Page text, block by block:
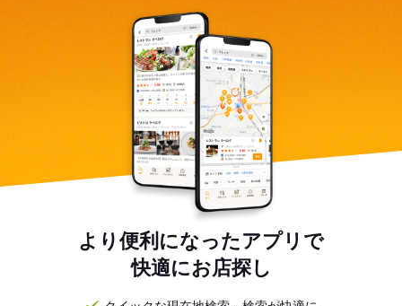
より便利になったアプリで
快適にお店探し